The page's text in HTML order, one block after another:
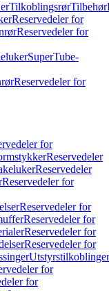
TilkoblingsrørTilbehør
Reservedeler for
Reservedeler for
SuperTube-
Reservedeler for
for
Reservedeler
Reservedeler
Reservedeler for
Reservedeler for
Reservedeler for
Reservedeler for
Reservedeler for
Utstyrstilkoblinger
for
for